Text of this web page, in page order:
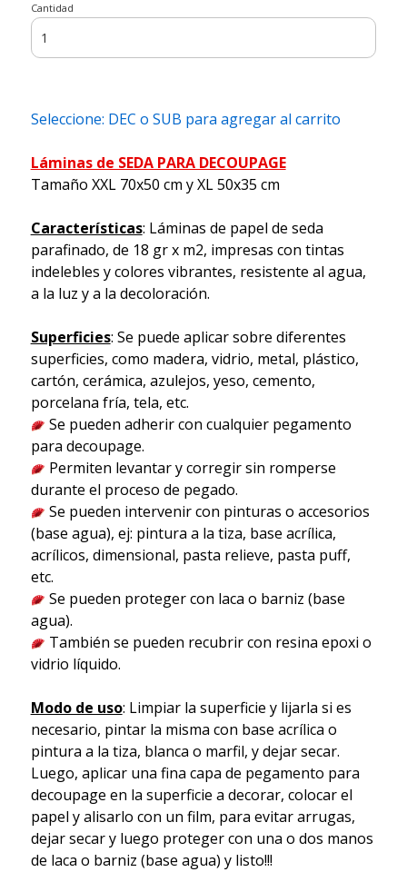
Cantidad
Seleccione: DEC o SUB para agregar al carrito
Láminas de SEDA PARA DECOUPAGE
Tamaño XXL 70x50 cm y XL 50x35 cm
Características: Láminas de papel de seda
parafinado, de 18 gr x m2, impresas con tintas
indelebles y colores vibrantes, resistente al agua,
a la luz y a la decoloración.
Superficies: Se puede aplicar sobre diferentes
superficies, como madera, vidrio, metal, plástico,
cartón, cerámica, azulejos, yeso, cemento,
porcelana fría, tela, etc.
Se pueden adherir con cualquier pegamento
para decoupage.
Permiten levantar y corregir sin romperse
durante el proceso de pegado.
Se pueden intervenir con pinturas o accesorios
(base agua), ej: pintura a la tiza, base acrílica,
acrílicos, dimensional, pasta relieve, pasta puff,
etc.
Se pueden proteger con laca o barniz (base
agua).
También se pueden recubrir con resina epoxi o
vidrio líquido.
Modo de uso: Limpiar la superficie y lijarla si es
necesario, pintar la misma con base acrílica o
pintura a la tiza, blanca o marfil, y dejar secar.
Luego, aplicar una fina capa de pegamento para
decoupage en la superficie a decorar, colocar el
papel y alisarlo con un film, para evitar arrugas,
dejar secar y luego proteger con una o dos manos
de laca o barniz (base agua) y listo!!!